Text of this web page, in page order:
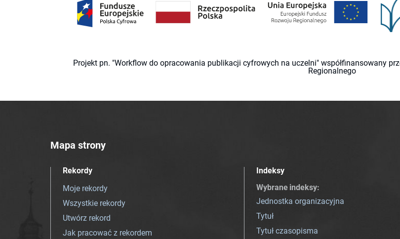
Projekt pn. "Workflow do opracowania publikacji cyfrowych na uczelni" współfinansowany
Regionalnego
Mapa strony
Rekordy
Moje rekordy
Wszystkie rekordy
Utwórz rekord
Jak pracować z rekordem
Indeksy
Wybrane indeksy:
Jednostka organizacyjna
Tytuł
Tytuł czasopisma